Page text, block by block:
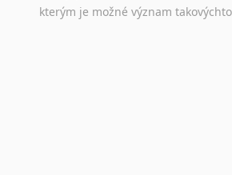
kterým je možné význam takovýchto